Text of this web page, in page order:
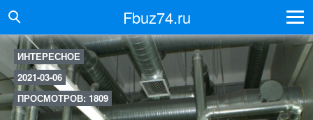
Fbuz74.ru
ИНТЕРЕСНОЕ
2021-03-06
ПРОСМОТРОВ: 1809